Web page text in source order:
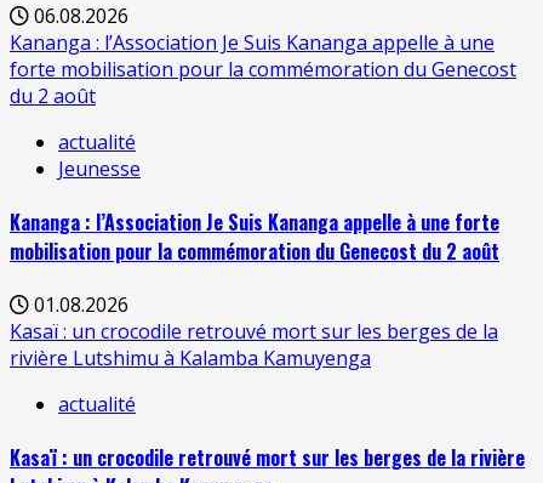
06.08.2026
Kananga : l’Association Je Suis Kananga appelle à une
forte mobilisation pour la commémoration du Genecost
du 2 août
actualité
Jeunesse
Kananga : l’Association Je Suis Kananga appelle à une forte
mobilisation pour la commémoration du Genecost du 2 août
01.08.2026
Kasaï : un crocodile retrouvé mort sur les berges de la
rivière Lutshimu à Kalamba Kamuyenga
actualité
Kasaï : un crocodile retrouvé mort sur les berges de la rivière